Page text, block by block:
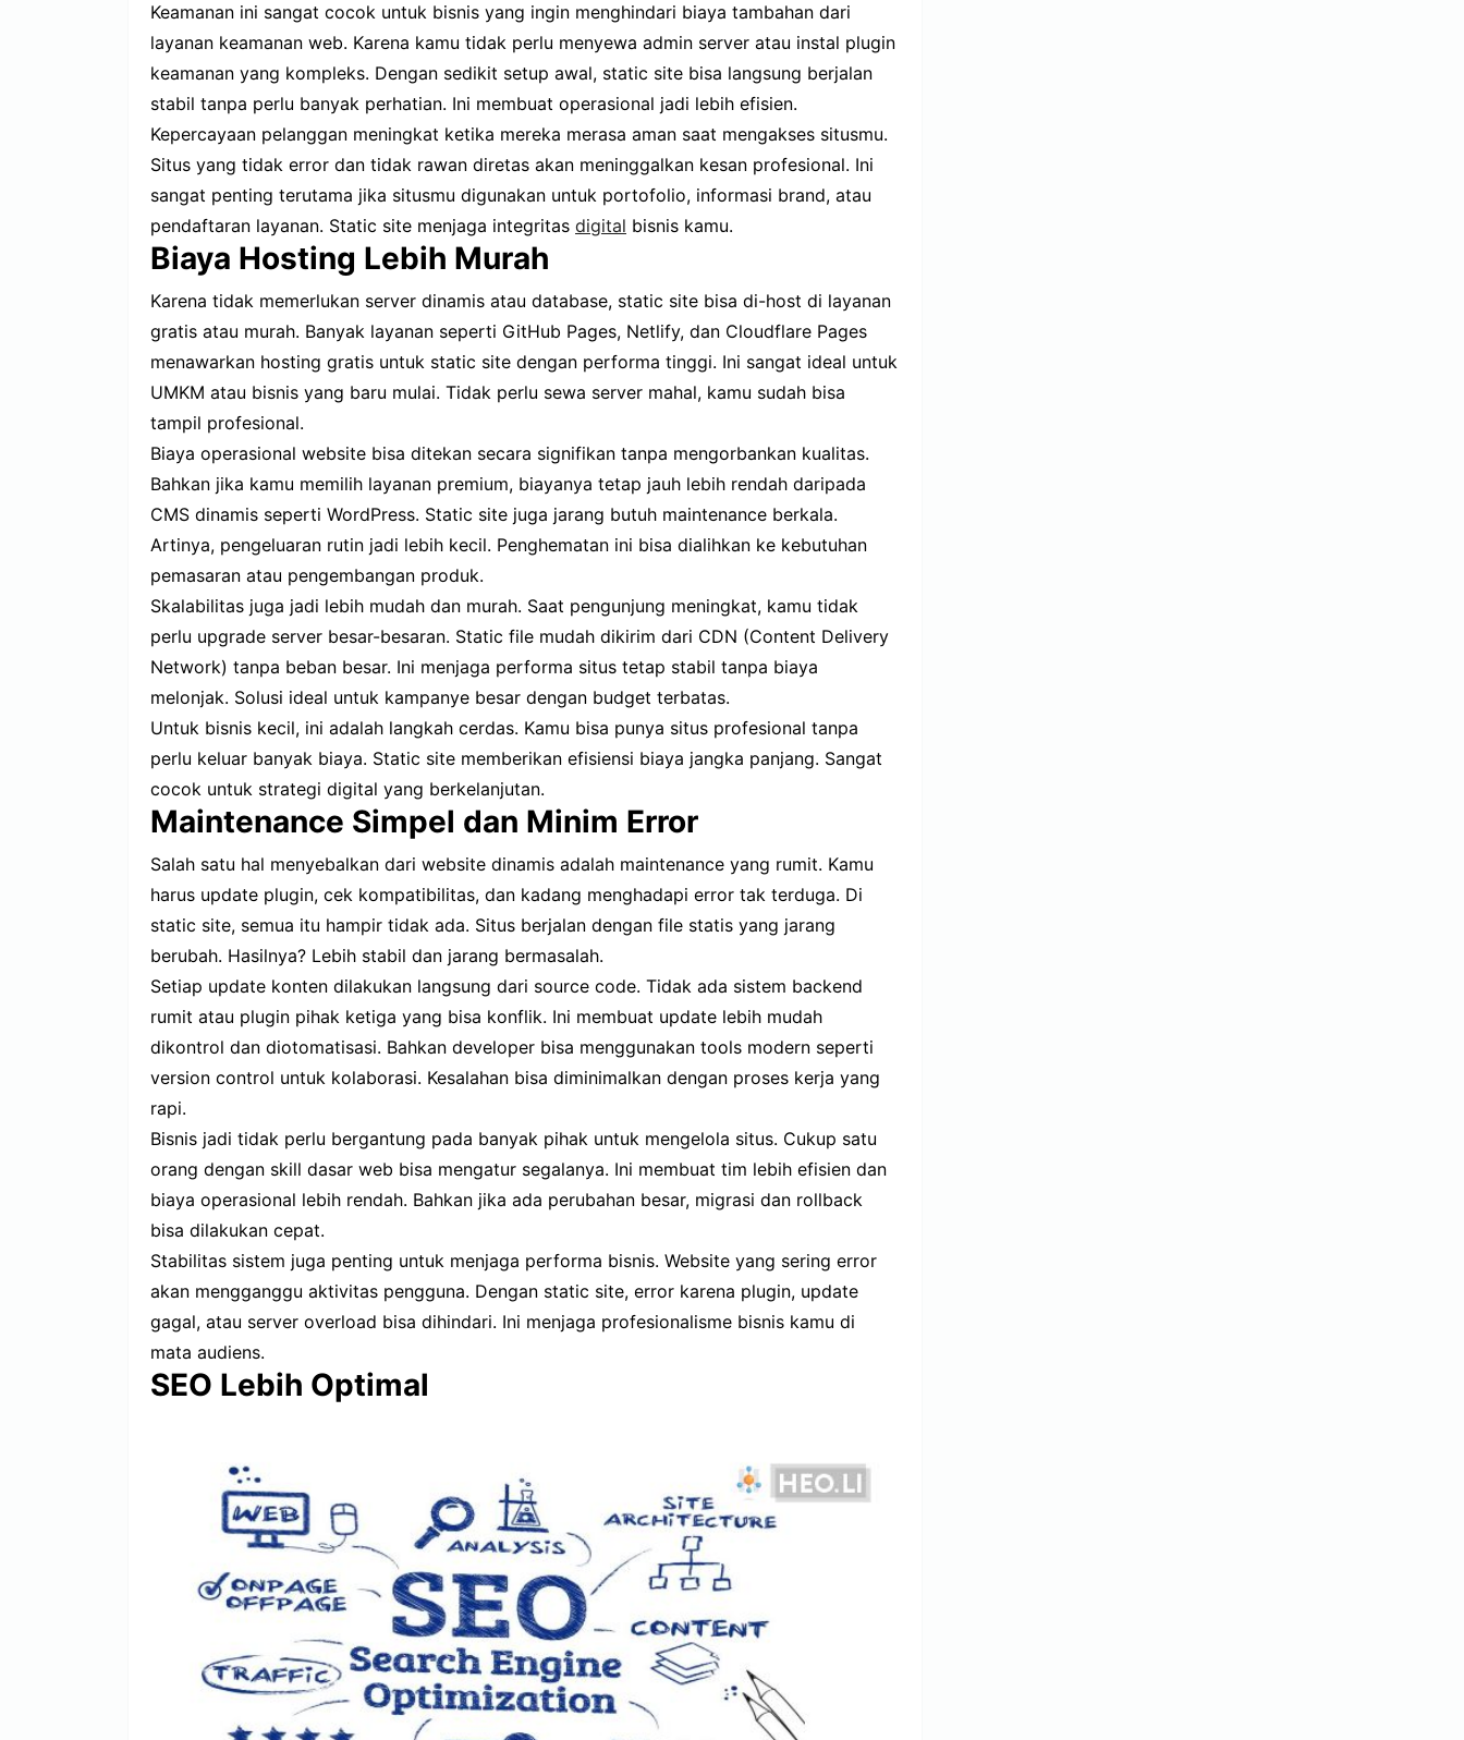
Keamanan ini sangat cocok untuk bisnis yang ingin menghindari biaya tambahan dari
layanan keamanan web. Karena kamu tidak perlu menyewa admin server atau instal plugin
keamanan yang kompleks. Dengan sedikit setup awal, static site bisa langsung berjalan
stabil tanpa perlu banyak perhatian. Ini membuat operasional jadi lebih efisien.
Kepercayaan pelanggan meningkat ketika mereka merasa aman saat mengakses situsmu.
Situs yang tidak error dan tidak rawan diretas akan meninggalkan kesan profesional. Ini
sangat penting terutama jika situsmu digunakan untuk portofolio, informasi brand, atau
pendaftaran layanan. Static site menjaga integritas digital bisnis kamu.
Biaya Hosting Lebih Murah
Karena tidak memerlukan server dinamis atau database, static site bisa di-host di layanan
gratis atau murah. Banyak layanan seperti GitHub Pages, Netlify, dan Cloudflare Pages
menawarkan hosting gratis untuk static site dengan performa tinggi. Ini sangat ideal untuk
UMKM atau bisnis yang baru mulai. Tidak perlu sewa server mahal, kamu sudah bisa
tampil profesional.
Biaya operasional website bisa ditekan secara signifikan tanpa mengorbankan kualitas.
Bahkan jika kamu memilih layanan premium, biayanya tetap jauh lebih rendah daripada
CMS dinamis seperti WordPress. Static site juga jarang butuh maintenance berkala.
Artinya, pengeluaran rutin jadi lebih kecil. Penghematan ini bisa dialihkan ke kebutuhan
pemasaran atau pengembangan produk.
Skalabilitas juga jadi lebih mudah dan murah. Saat pengunjung meningkat, kamu tidak
perlu upgrade server besar-besaran. Static file mudah dikirim dari CDN (Content Delivery
Network) tanpa beban besar. Ini menjaga performa situs tetap stabil tanpa biaya
melonjak. Solusi ideal untuk kampanye besar dengan budget terbatas.
Untuk bisnis kecil, ini adalah langkah cerdas. Kamu bisa punya situs profesional tanpa
perlu keluar banyak biaya. Static site memberikan efisiensi biaya jangka panjang. Sangat
cocok untuk strategi digital yang berkelanjutan.
Maintenance Simpel dan Minim Error
Salah satu hal menyebalkan dari website dinamis adalah maintenance yang rumit. Kamu
harus update plugin, cek kompatibilitas, dan kadang menghadapi error tak terduga. Di
static site, semua itu hampir tidak ada. Situs berjalan dengan file statis yang jarang
berubah. Hasilnya? Lebih stabil dan jarang bermasalah.
Setiap update konten dilakukan langsung dari source code. Tidak ada sistem backend
rumit atau plugin pihak ketiga yang bisa konflik. Ini membuat update lebih mudah
dikontrol dan diotomatisasi. Bahkan developer bisa menggunakan tools modern seperti
version control untuk kolaborasi. Kesalahan bisa diminimalkan dengan proses kerja yang
rapi.
Bisnis jadi tidak perlu bergantung pada banyak pihak untuk mengelola situs. Cukup satu
orang dengan skill dasar web bisa mengatur segalanya. Ini membuat tim lebih efisien dan
biaya operasional lebih rendah. Bahkan jika ada perubahan besar, migrasi dan rollback
bisa dilakukan cepat.
Stabilitas sistem juga penting untuk menjaga performa bisnis. Website yang sering error
akan mengganggu aktivitas pengguna. Dengan static site, error karena plugin, update
gagal, atau server overload bisa dihindari. Ini menjaga profesionalisme bisnis kamu di
mata audiens.
SEO Lebih Optimal